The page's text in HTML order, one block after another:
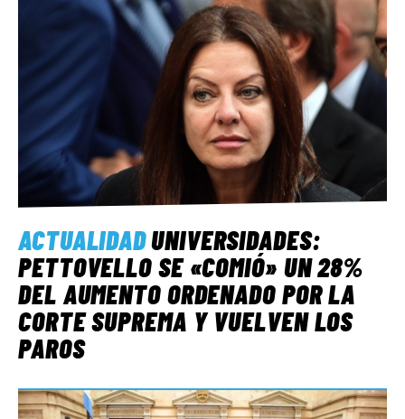
ACTUALIDADUNIVERSIDADES:
PETTOVELLO SE «COMIÓ» UN 28%
DEL AUMENTO ORDENADO POR LA
CORTE SUPREMA Y VUELVEN LOS
PAROS